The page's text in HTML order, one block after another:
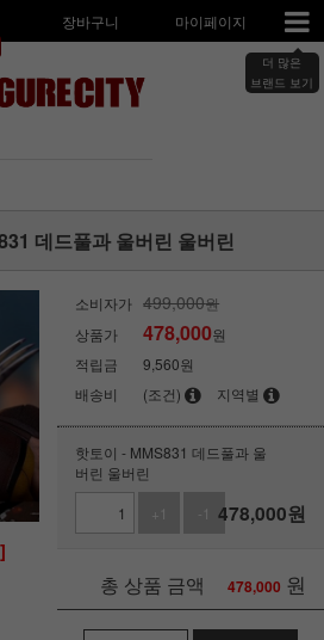
장바구니 마이페이지
더 많은
브랜드 보기
데드풀과 울버린 울버린
소비자가 499,000원
상품가
478,000원
적립금
9,560원
배송비
(조건) 지역별
핫토이 - MMS831 데드풀과 울
버린 울버린
+1
-1 478,000원
총 상품 금액 478,000 원